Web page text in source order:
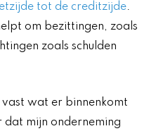
tot de creditzijde.
om bezittingen, zoals
zoals schulden
wat er binnenkomt
dat mijn onderneming